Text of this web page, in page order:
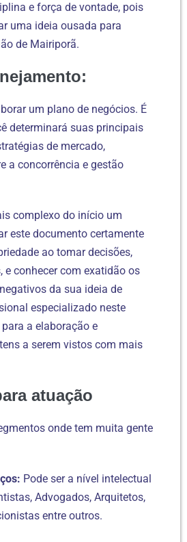
e força de vontade, pois
uma ideia ousada para
de Mairiporã.
um plano de negócios. É
determinará suas principais
de mercado,
a concorrência e gestão
complexo do início um
este documento certamente
ao tomar decisões,
e conhecer com exatidão os
da sua ideia de
especializado neste
a elaboração e
a serem vistos com mais
atuação
onde tem muita gente
Pode ser a nível intelectual
Advogados, Arquitetos,
entre outros.